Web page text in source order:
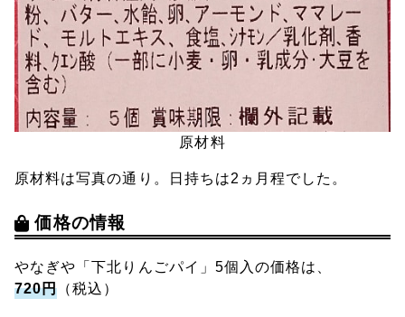
原材料
原材料は写真の通り。日持ちは2ヵ月程でした。
価格の情報
やなぎや「下北りんごパイ」5個入の価格は、
720円 （税込）